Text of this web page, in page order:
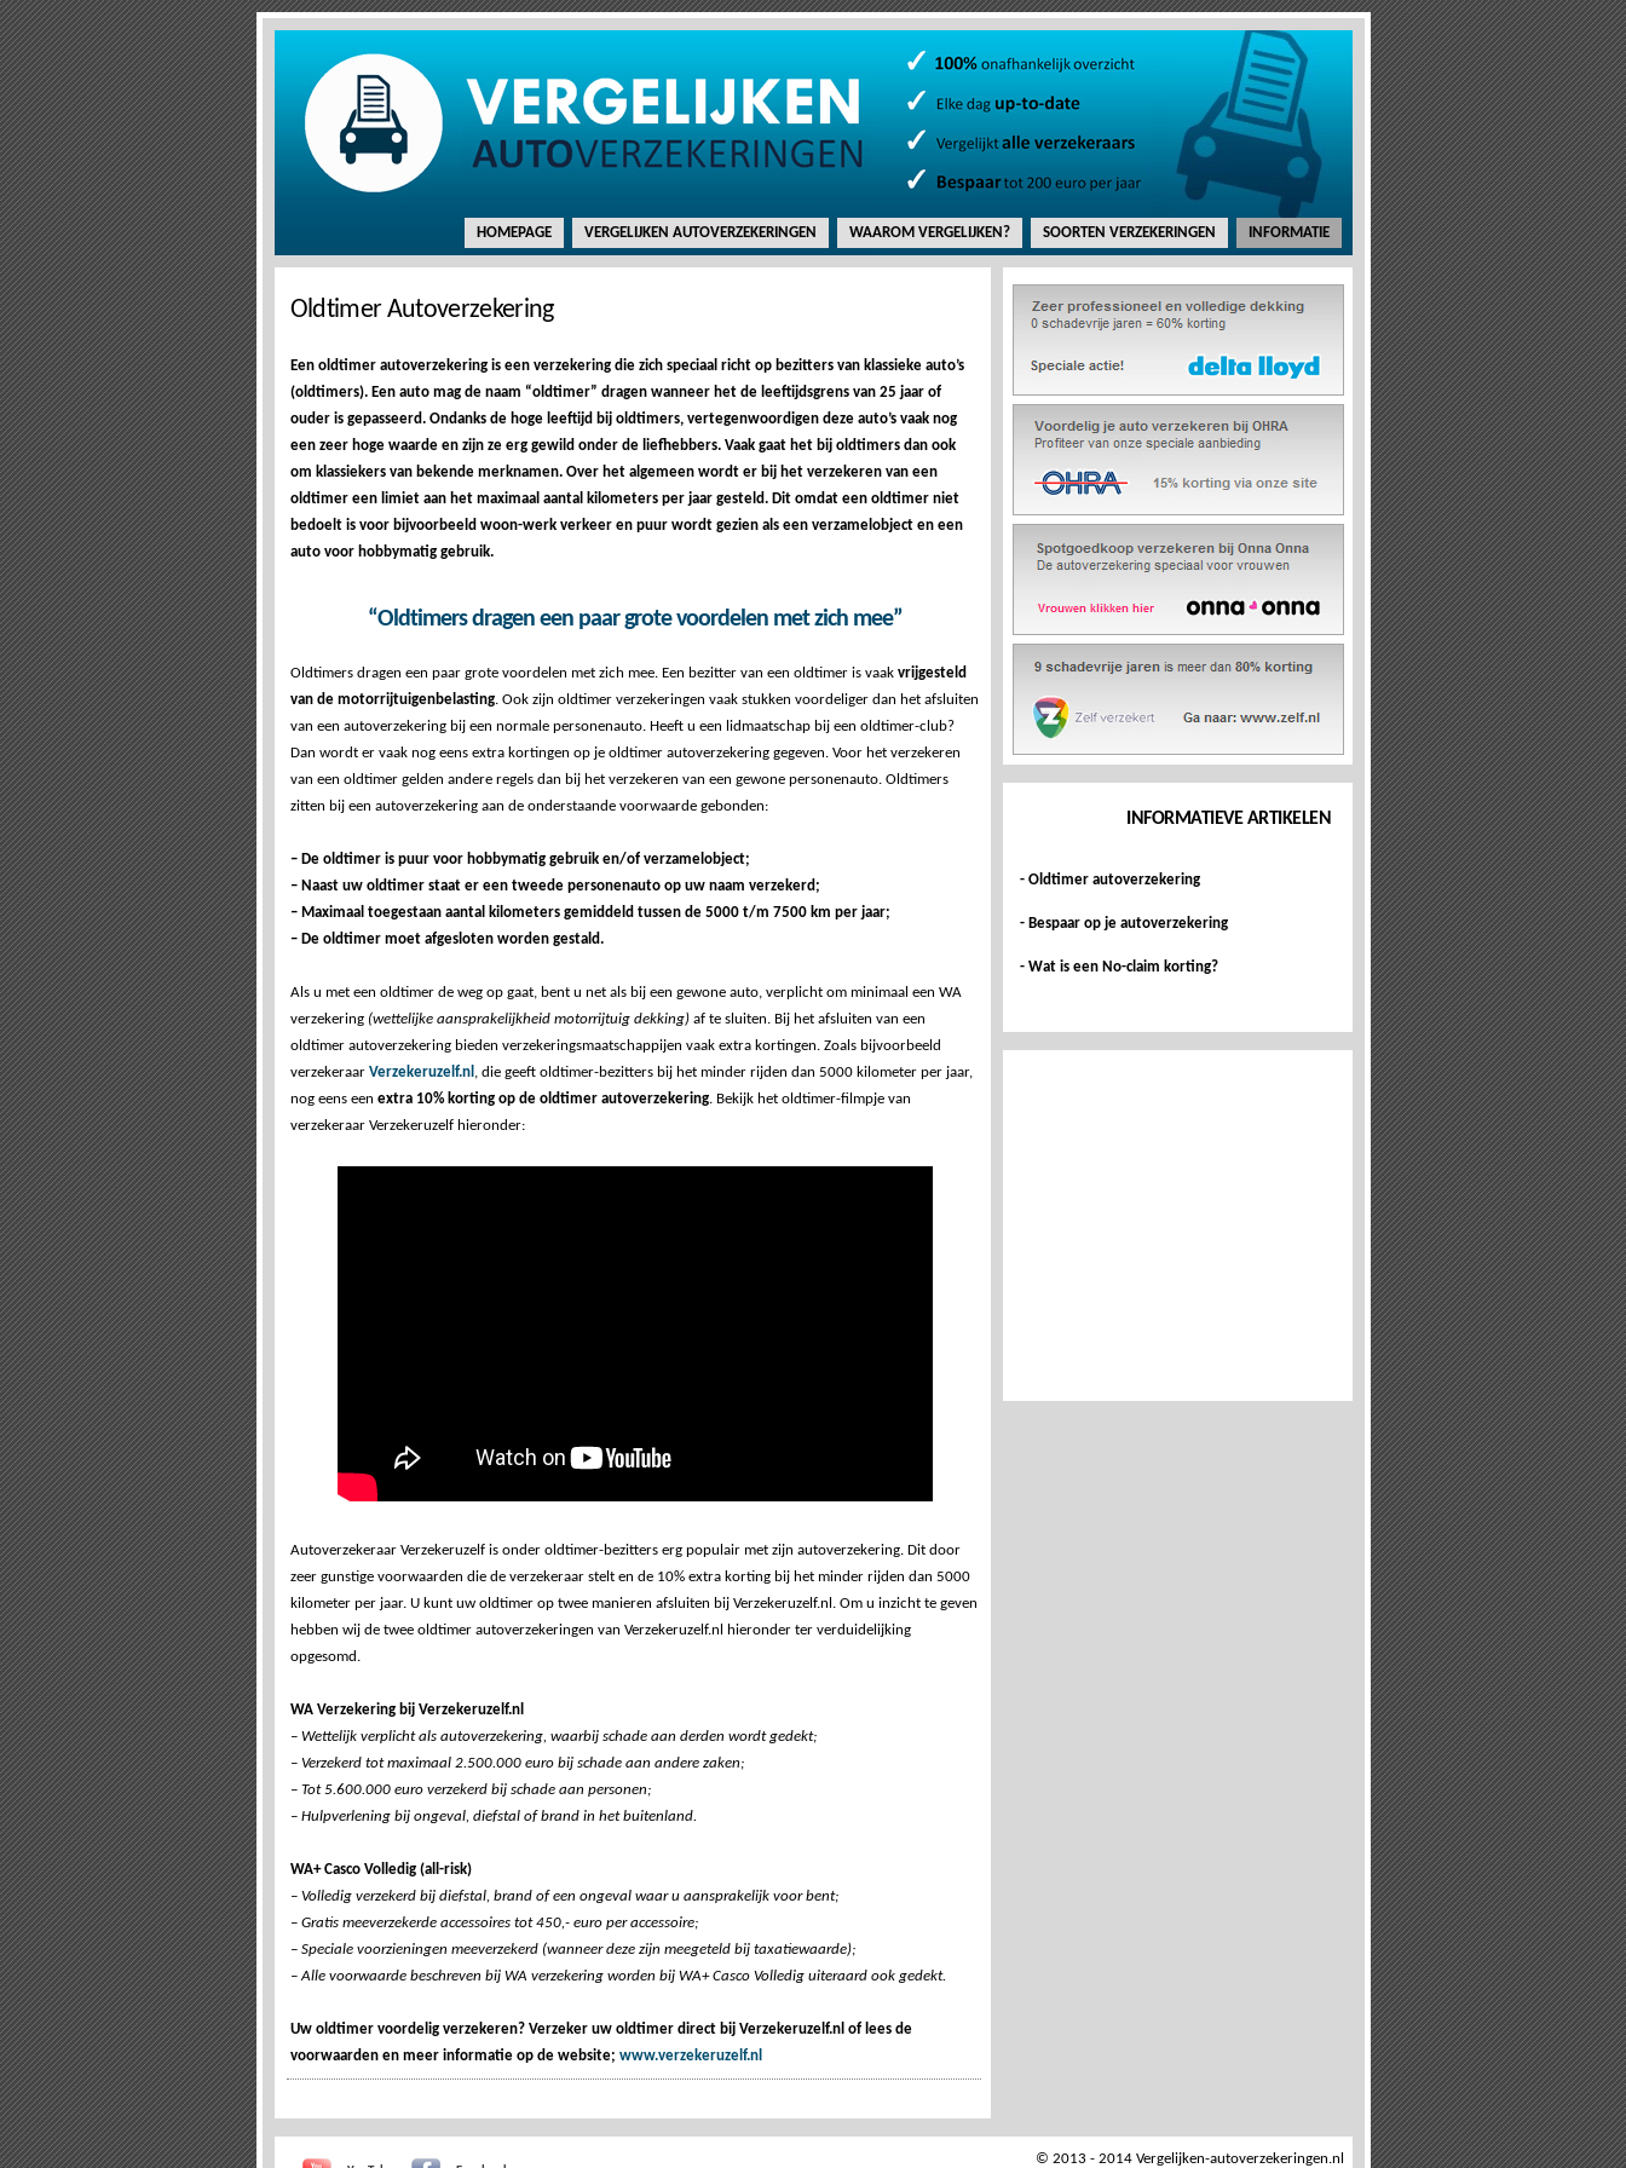
HOMEPAGE VERGELIJKEN AUTOVERZEKERINGEN WAAROM VERGELIJKEN? SOORTEN VERZEKERINGEN INFORMATIE
Oldtimer Autoverzekering
Een oldtimer autoverzekering is een verzekering die zich speciaal richt op bezitters van klassieke auto’s
(oldtimers). Een auto mag de naam “oldtimer” dragen wanneer het de leeftijdsgrens van 25 jaar of
ouder is gepasseerd. Ondanks de hoge leeftijd bij oldtimers, vertegenwoordigen deze auto’s vaak nog
een zeer hoge waarde en zijn ze erg gewild onder de liefhebbers. Vaak gaat het bij oldtimers dan ook
om klassiekers van bekende merknamen. Over het algemeen wordt er bij het verzekeren van een
oldtimer een limiet aan het maximaal aantal kilometers per jaar gesteld. Dit omdat een oldtimer niet
bedoelt is voor bijvoorbeeld woon-werk verkeer en puur wordt gezien als een verzamelobject en een
auto voor hobbymatig gebruik.
“Oldtimers dragen een paar grote voordelen met zich mee”
Oldtimers dragen een paar grote voordelen met zich mee. Een bezitter van een oldtimer is vaak vrijgesteld
van de motorrijtuigenbelasting. Ook zijn oldtimer verzekeringen vaak stukken voordeliger dan het afsluiten
van een autoverzekering bij een normale personenauto. Heeft u een lidmaatschap bij een oldtimer-club?
Dan wordt er vaak nog eens extra kortingen op je oldtimer autoverzekering gegeven. Voor het verzekeren
van een oldtimer gelden andere regels dan bij het verzekeren van een gewone personenauto. Oldtimers
zitten bij een autoverzekering aan de onderstaande voorwaarde gebonden:
– De oldtimer is puur voor hobbymatig gebruik en/of verzamelobject;
– Naast uw oldtimer staat er een tweede personenauto op uw naam verzekerd;
– Maximaal toegestaan aantal kilometers gemiddeld tussen de 5000 t/m 7500 km per jaar;
– De oldtimer moet afgesloten worden gestald.
Als u met een oldtimer de weg op gaat, bent u net als bij een gewone auto, verplicht om minimaal een WA
verzekering (wettelijke aansprakelijkheid motorrijtuig dekking)af te sluiten. Bij het afsluiten van een
oldtimer autoverzekering bieden verzekeringsmaatschappijen vaak extra kortingen. Zoals bijvoorbeeld
verzekeraar Verzekeruzelf.nl , die geeft oldtimer-bezitters bij het minder rijden dan 5000 kilometer per jaar,
nog eens een extra 10% korting op de oldtimer autoverzekering. Bekijk het oldtimer-filmpje van
verzekeraar Verzekeruzelf hieronder:
Autoverzekeraar Verzekeruzelf is onder oldtimer-bezitters erg populair met zijn autoverzekering. Dit door
zeer gunstige voorwaarden die de verzekeraar stelt en de 10% extra korting bij het minder rijden dan 5000
kilometer per jaar. U kunt uw oldtimer op twee manieren afsluiten bij Verzekeruzelf.nl. Om u inzicht te geven
hebben wij de twee oldtimer autoverzekeringen van Verzekeruzelf.nl hieronder ter verduidelijking
opgesomd.
WA Verzekering bij Verzekeruzelf.nl
– Wettelijk verplicht als autoverzekering, waarbij schade aan derden wordt gedekt;
– Verzekerd tot maximaal 2.500.000 euro bij schade aan andere zaken;
– Tot 5.600.000 euro verzekerd bij schade aan personen;
– Hulpverlening bij ongeval, diefstal of brand in het buitenland.
WA+ Casco Volledig (all-risk)
– Volledig verzekerd bij diefstal, brand of een ongeval waar u aansprakelijk voor bent;
– Gratis meeverzekerde accessoires tot 450,- euro per accessoire;
– Speciale voorzieningen meeverzekerd (wanneer deze zijn meegeteld bij taxatiewaarde);
– Alle voorwaarde beschreven bij WA verzekering worden bij WA+ Casco Volledig uiteraard ook gedekt.
Uw oldtimer voordelig verzekeren? Verzeker uw oldtimer direct bij Verzekeruzelf.nl of lees de
voorwaarden en meer informatie op de website; www.verzekeruzelf.nl
INFORMATIEVE ARTIKELEN
- Oldtimer autoverzekering
- Bespaar op je autoverzekering
- Wat is een No-claim korting?
© 2013 - 2014 Vergelijken-autoverzekeringen.nl